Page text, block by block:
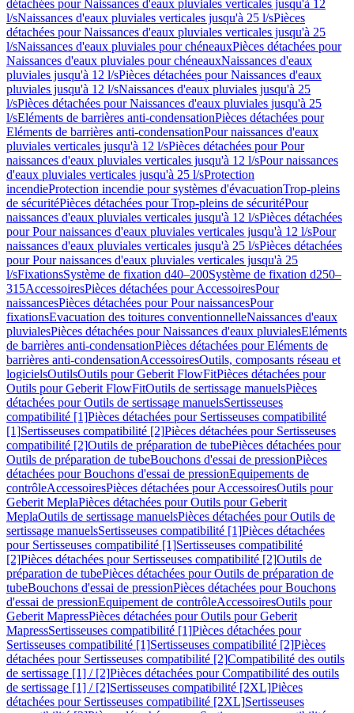
détachées pour Naissances d'eaux pluviales verticales jusqu'à 12
l/sNaissances d'eaux pluviales verticales jusqu'à 25 l/sPièces
détachées pour Naissances d'eaux pluviales verticales jusqu'à 25
l/sNaissances d'eaux pluviales pour chéneauxPièces détachées pour
Naissances d'eaux pluviales pour chéneauxNaissances d'eaux
pluviales jusqu'à 12 l/sPièces détachées pour Naissances d'eaux
pluviales jusqu'à 12 l/sNaissances d'eaux pluviales jusqu'à 25
l/sPièces détachées pour Naissances d'eaux pluviales jusqu'à 25
l/sEléments de barrières anti-condensationPièces détachées pour
Eléments de barrières anti-condensationPour naissances d'eaux
pluviales verticales jusqu'à 12 l/sPièces détachées pour Pour
naissances d'eaux pluviales verticales jusqu'à 12 l/sPour naissances
d'eaux pluviales verticales jusqu'à 25 l/sProtection
incendieProtection incendie pour systèmes d'évacuationTrop-pleins
de sécuritéPièces détachées pour Trop-pleins de sécuritéPour
naissances d'eaux pluviales verticales jusqu'à 12 l/sPièces détachées
pour Pour naissances d'eaux pluviales verticales jusqu'à 12 l/sPour
naissances d'eaux pluviales verticales jusqu'à 25 l/sPièces détachées
pour Pour naissances d'eaux pluviales verticales jusqu'à 25
l/sFixationsSystème de fixation d40–200Système de fixation d250–
315AccessoiresPièces détachées pour AccessoiresPour
naissancesPièces détachées pour Pour naissancesPour
fixationsEvacuation des toitures conventionnelleNaissances d'eaux
pluvialesPièces détachées pour Naissances d'eaux pluvialesEléments
de barrières anti-condensationPièces détachées pour Eléments de
barrières anti-condensationAccessoiresOutils, composants réseau et
logicielsOutilsOutils pour Geberit FlowFitPièces détachées pour
Outils pour Geberit FlowFitOutils de sertissage manuelsPièces
détachées pour Outils de sertissage manuelsSertisseuses
compatibilité [1]Pièces détachées pour Sertisseuses compatibilité
[1]Sertisseuses compatibilité [2]Pièces détachées pour Sertisseuses
compatibilité [2]Outils de préparation de tubePièces détachées pour
Outils de préparation de tubeBouchons d'essai de pressionPièces
détachées pour Bouchons d'essai de pressionEquipements de
contrôleAccessoiresPièces détachées pour AccessoiresOutils pour
Geberit MeplaPièces détachées pour Outils pour Geberit
MeplaOutils de sertissage manuelsPièces détachées pour Outils de
sertissage manuelsSertisseuses compatibilité [1]Pièces détachées
pour Sertisseuses compatibilité [1]Sertisseuses compatibilité
[2]Pièces détachées pour Sertisseuses compatibilité [2]Outils de
préparation de tubePièces détachées pour Outils de préparation de
tubeBouchons d'essai de pressionPièces détachées pour Bouchons
d'essai de pressionEquipement de contrôleAccessoiresOutils pour
Geberit MapressPièces détachées pour Outils pour Geberit
MapressSertisseuses compatibilité [1]Pièces détachées pour
Sertisseuses compatibilité [1]Sertisseuses compatibilité [2]Pièces
détachées pour Sertisseuses compatibilité [2]Compatibilité des outils
de sertissage [1] / [2]Pièces détachées pour Compatibilité des outils
de sertissage [1] / [2]Sertisseuses compatibilité [2XL]Pièces
détachées pour Sertisseuses compatibilité [2XL]Sertisseuses